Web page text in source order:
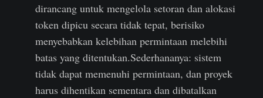
dirancang untuk mengelola setoran dan alokasi
token dipicu secara tidak tepat, berisiko
menyebabkan kelebihan permintaan melebihi
batas yang ditentukan.Sederhananya: sistem
tidak dapat memenuhi permintaan, dan proyek
harus dihentikan sementara dan dibatalkan